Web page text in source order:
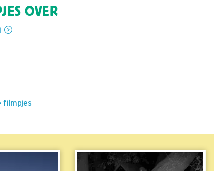
OVER
filmpjes